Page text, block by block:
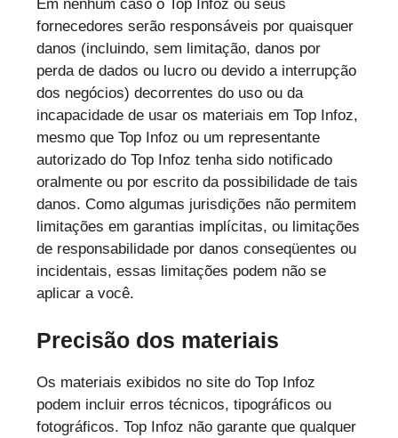
Em nenhum caso o Top Infoz ou seus
fornecedores serão responsáveis por quaisquer
danos (incluindo, sem limitação, danos por
perda de dados ou lucro ou devido a interrupção
dos negócios) decorrentes do uso ou da
incapacidade de usar os materiais em Top Infoz,
mesmo que Top Infoz ou um representante
autorizado do Top Infoz tenha sido notificado
oralmente ou por escrito da possibilidade de tais
danos. Como algumas jurisdições não permitem
limitações em garantias implícitas, ou limitações
de responsabilidade por danos conseqüentes ou
incidentais, essas limitações podem não se
aplicar a você.
Precisão dos materiais
Os materiais exibidos no site do Top Infoz
podem incluir erros técnicos, tipográficos ou
fotográficos. Top Infoz não garante que qualquer